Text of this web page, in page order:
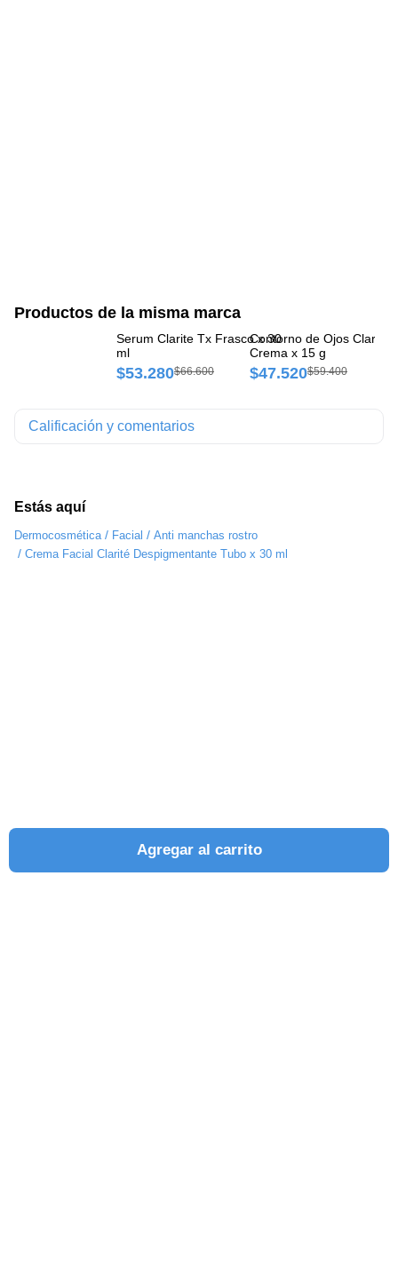
Estás aquí
Dermocosmética / Facial / Anti manchas rostro
/ Crema Facial Clarité Despigmentante Tubo x 30 ml
Productos de la misma marca
Serum Clarite Tx Frasco x 30
ml
$53.280$66.600
Contorno de Ojos Clarité
Crema x 15 g
$47.520$59.400
Agregar al carrito
Calificación y comentarios